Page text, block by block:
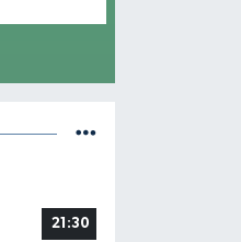
21:30